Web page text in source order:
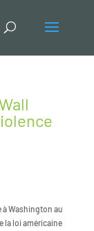
à Washington au
la loi américaine